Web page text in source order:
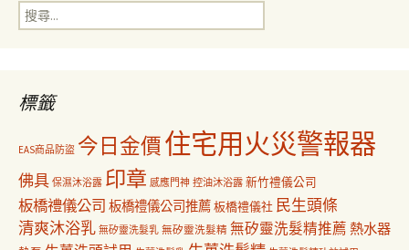
覽
搜
尋
標籤
EAS商品防盜 今日金價住宅用火災警報器
佛具 保濕沐浴露 印章 感應門神 控油沐浴露 新竹禮儀公司
板橋禮儀公司 板橋禮儀公司推薦板橋禮儀社 民生頭條
清爽沐浴乳 無矽靈洗髮乳 無矽靈洗髮精 無矽靈洗髮精推薦 熱水器